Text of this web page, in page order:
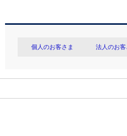
個人のお客さま 法人のお客